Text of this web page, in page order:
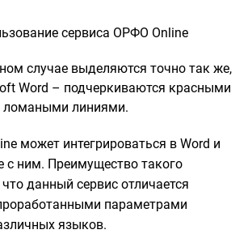
сервиса ОРФО Online
случае выделяются точно так же,
Word – подчеркиваются красными
ломаными линиями.
может интегрироваться в Word и
с ним. Преимущество такого
данный сервис отличается
параметрами
языков.